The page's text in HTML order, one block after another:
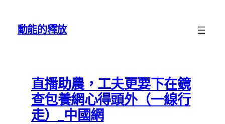
動能的釋放
直播助農，工夫更要下在鏡
查包養網心得頭外（一線行
走）_中國網